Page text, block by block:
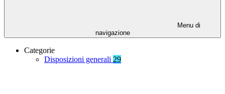
Menu di
navigazione
Categorie
Disposizioni generali 29